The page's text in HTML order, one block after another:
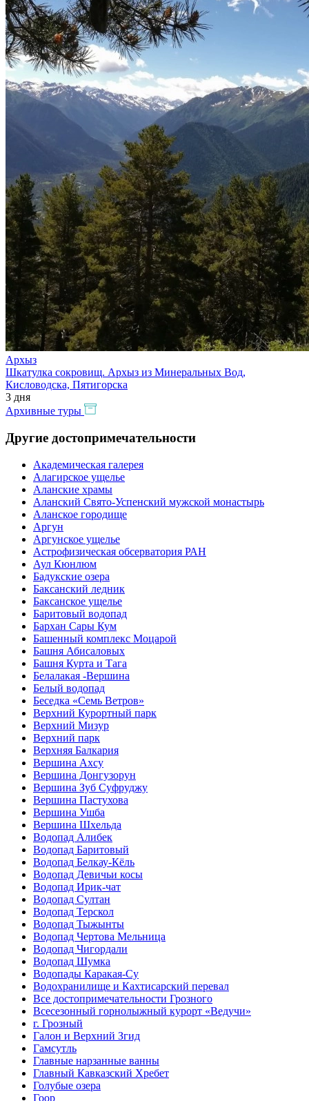
Архыз
Шкатулка сокровищ. Архыз из Минеральных Вод,
Кисловодска, Пятигорска
3 дня
Архивные туры
Другие достопримечательности
Академическая галерея
Алагирское ущелье
Аланские храмы
Аланский Свято-Успенский мужской монастырь
Аланское городище
Аргун
Аргунское ущелье
Астрофизическая обсерватория РАН
Аул Кюнлюм
Бадукские озера
Баксанский ледник
Баксанское ущелье
Баритовый водопад
Бархан Сары Кум
Башенный комплекс Моцарой
Башня Абисаловых
Башня Курта и Тага
Белалакая -Вершина
Белый водопад
Беседка «Семь Ветров»
Верхний Курортный парк
Верхний Мизур
Верхний парк
Верхняя Балкария
Вершина Ахсу
Вершина Донгузорун
Вершина Зуб Суфруджу
Вершина Пастухова
Вершина Ушба
Вершина Шхельда
Водопад Алибек
Водопад Баритовый
Водопад Белкау-Кёль
Водопад Девичьи косы
Водопад Ирик-чат
Водопад Султан
Водопад Терскол
Водопад Тыжынты
Водопад Чертова Мельница
Водопад Чигордали
Водопад Шумка
Водопады Каракая-Су
Водохранилище и Кахтисарский перевал
Все достопримечательности Грозного
Всесезонный горнолыжный курорт «Ведучи»
г. Грозный
Галон и Верхний Згид
Гамсутль
Главные нарзанные ванны
Главный Кавказский Хребет
Голубые озера
Гоор